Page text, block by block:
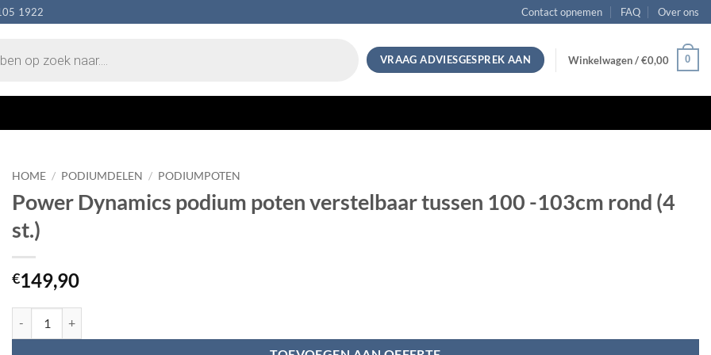
1922 Contact opnemen FAQ Over ons
VRAAG ADVIESGESPREK AAN Winkelwagen /€0,00 0
HOME / PODIUMDELEN / PODIUMPOTEN
Power Dynamics podium poten verstelbaar tussen 100 -103cm rond (4
st.)
€149,90